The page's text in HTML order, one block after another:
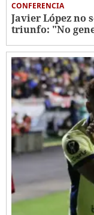
CONFERENCIA
Javier López no
triunfo: "No